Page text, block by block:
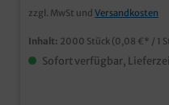
zzgl. MwSt und Versandkosten
Inhalt: 2000 Stück (0,08 €* / 1
Sofort verfügbar,